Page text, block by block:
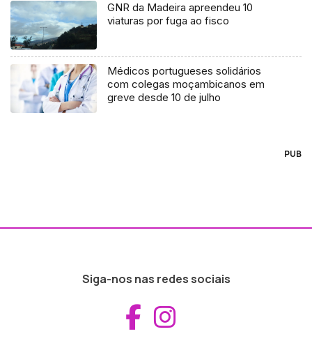
GNR da Madeira apreendeu 10
viaturas por fuga ao fisco
Médicos portugueses solidários
com colegas moçambicanos em
greve desde 10 de julho
PUB
Siga-nos nas redes sociais
Aceder ao